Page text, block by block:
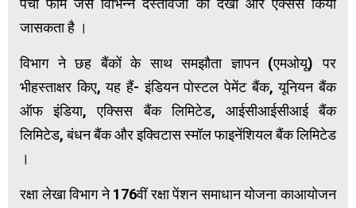
जासकता है ।
विभाग ने छह बैंकों के साथ समझौता ज्ञापन (एमओयू) पर
भीहस्ताक्षर किए, यह हैं- इंडियन पोस्टल पेमेंट बैंक, यूनियन बैंक
ऑफ इंडिया, एक्सिस बैंक लिमिटेड, आईसीआईसीआई बैंक
लिमिटेड, बंधन बैंक और इक्विटास स्मॉल फाइनेंशियल बैंक लिमिटेड
।
रक्षा लेखा विभाग ने 176वीं रक्षा पेंशन समाधान योजना काआयोजन